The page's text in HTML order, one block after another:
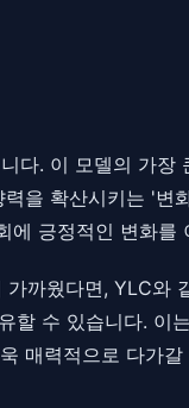
다. 이 모델의 가
을 확산시키는 '
긍정적인 변화를
까웠다면, YLC와
수 있습니다. 이
매력적으로 다가갈